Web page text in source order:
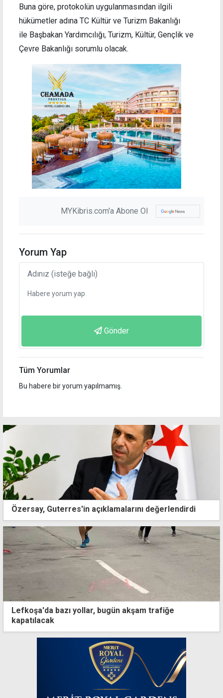
Buna göre, protokolün uygulanmasından ilgili
hükümetler adına TC Kültür ve Turizm Bakanlığı
ile Başbakan Yardımcılığı, Turizm, Kültür, Gençlik ve
Çevre Bakanlığı sorumlu olacak.
MYKibris.com'a Abone Ol
Yorum Yap
Gönder
Tüm Yorumlar
Bu habere bir yorum yapılmamış.
Özersay, Guterres'in açıklamalarını değerlendirdi
Lefkoşa'da bazı yollar, bugün akşam trafiğe
kapatılacak